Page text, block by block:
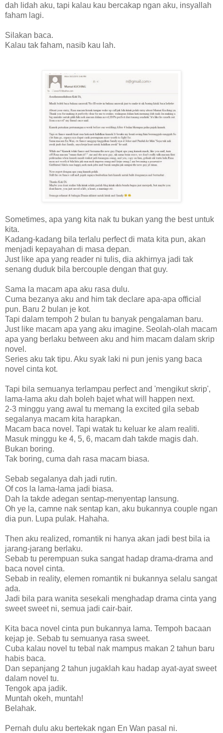
dah lidah aku, tapi kalau kau bercakap ngan aku, insyallah
faham lagi.
Silakan baca.
Kalau tak faham, nasib kau lah.
Sometimes, apa yang kita nak tu bukan yang the best untuk
kita.
Kadang-kadang bila terlalu perfect di mata kita pun, akan
menjadi kepayahan di masa depan.
Just like apa yang reader ni tulis, dia akhirnya jadi tak
senang duduk bila bercouple dengan that guy.
Sama la macam apa aku rasa dulu.
Cuma bezanya aku and him tak declare apa-apa official
pun. Baru 2 bulan je kot.
Tapi dalam tempoh 2 bulan tu banyak pengalaman baru.
Just like macam apa yang aku imagine. Seolah-olah macam
apa yang berlaku between aku and him macam dalam skrip
novel.
Series aku tak tipu. Aku syak laki ni pun jenis yang baca
novel cinta kot.
Tapi bila semuanya terlampau perfect and 'mengikut skrip',
lama-lama aku dah boleh bajet what will happen next.
2-3 minggu yang awal tu memang la excited gila sebab
segalanya macam kita harapkan.
Macam baca novel. Tapi watak tu keluar ke alam realiti.
Masuk minggu ke 4, 5, 6, macam dah takde magis dah.
Bukan boring.
Tak boring, cuma dah rasa macam biasa.
Sebab segalanya dah jadi rutin.
Of cos la lama-lama jadi biasa.
Dah la takde adegan sentap-menyentap lansung.
Oh ye la, camne nak sentap kan, aku bukannya couple ngan
dia pun. Lupa pulak. Hahaha.
Then aku realized, romantik ni hanya akan jadi best bila ia
jarang-jarang berlaku.
Sebab tu perempuan suka sangat hadap drama-drama and
baca novel cinta.
Sebab in reality, elemen romantik ni bukannya selalu sangat
ada.
Jadi bila para wanita sesekali menghadap drama cinta yang
sweet sweet ni, semua jadi cair-bair.
Kita baca novel cinta pun bukannya lama. Tempoh bacaan
kejap je. Sebab tu semuanya rasa sweet.
Cuba kalau novel tu tebal nak mampus makan 2 tahun baru
habis baca.
Dan sepanjang 2 tahun jugaklah kau hadap ayat-ayat sweet
dalam novel tu.
Tengok apa jadik.
Muntah okeh, muntah!
Belahak.
Pernah dulu aku bertekak ngan En Wan pasal ni.